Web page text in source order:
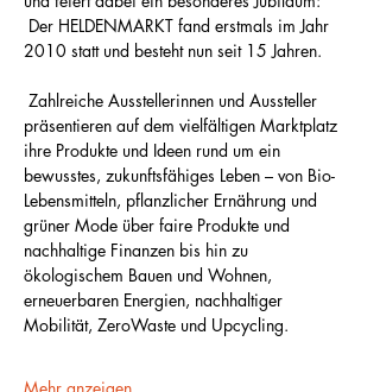
2010 statt und besteht nun seit 15 Jahren.
präsentieren auf dem vielfältigen Marktplatz
ihre Produkte und Ideen rund um ein
bewusstes, zukunftsfähiges Leben – von Bio-
Lebensmitteln, pflanzlicher Ernährung und
grüner Mode über faire Produkte und
nachhaltige Finanzen bis hin zu
ökologischem Bauen und Wohnen,
erneuerbaren Energien, nachhaltiger
Mobilität, ZeroWaste und Upcycling.